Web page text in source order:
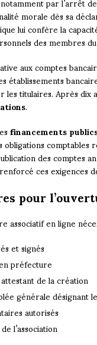
morale dès sa
lui confère la
des membres
aux comptes
titulaires. Après
.
financements
des comptes
ces exigences
pour
associatif en ligne
et signés
préfecture
de la création
générale désignant
autorisés
l’association